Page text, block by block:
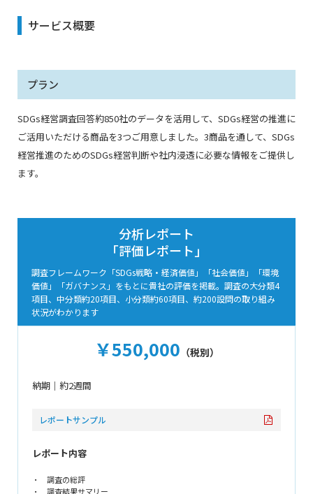
サービス概要
プラン
SDGs経営調査回答約850社のデータを活用して、SDGs経営の推進に
ご活用いただける商品を3つご用意しました。3商品を通して、SDGs
経営推進のためのSDGs経営判断や社内浸透に必要な情報をご提供し
ます。
分析レポート
「評価レポート」
調査フレームワーク「SDGs戦略・経済価値」「社会価値」「環境
価値」「ガバナンス」をもとに貴社の評価を掲載。 調査の大分類4
項目、中分類約20項目、小分類約60項目、約200設問の取り組み
状況がわかります
￥550,000 （税別）
納期｜約2週間
レポートサンプル
レポート内容
調査の総評
調査結果サマリー